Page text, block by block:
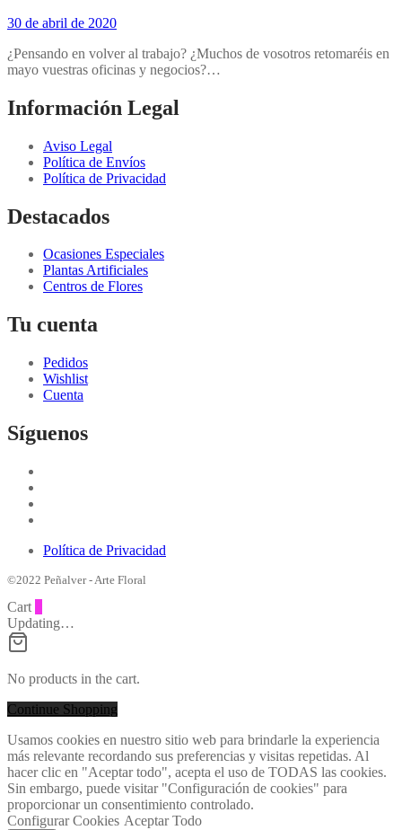
30 de abril de 2020
¿Pensando en volver al trabajo? ¿Muchos de vosotros retomaréis en
mayo vuestras oficinas y negocios?…
Información Legal
Aviso Legal
Política de Envíos
Política de Privacidad
Destacados
Ocasiones Especiales
Plantas Artificiales
Centros de Flores
Tu cuenta
Pedidos
Wishlist
Cuenta
Síguenos
Política de Privacidad
©2022 Peñalver - Arte Floral
Cart
Updating…
No products in the cart.
Continue Shopping
Usamos cookies en nuestro sitio web para brindarle la experiencia
más relevante recordando sus preferencias y visitas repetidas. Al
hacer clic en "Aceptar todo", acepta el uso de TODAS las cookies.
Sin embargo, puede visitar "Configuración de cookies" para
proporcionar un consentimiento controlado.
Configurar Cookies Aceptar Todo